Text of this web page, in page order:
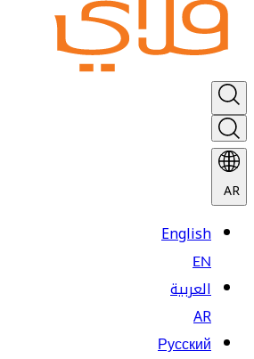
AR
English
EN
العربية
AR
Русский